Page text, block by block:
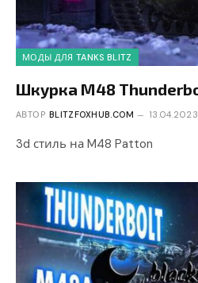
МОДЫ ДЛЯ TANKS BLITZ
Шкурка M48
АВТОР BLITZFOXHUB.COM 13.04.2023
3d стиль на M48 Patton